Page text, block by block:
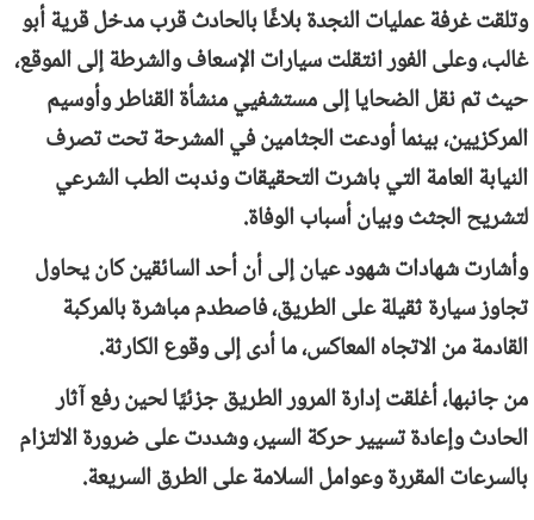
وتلقت غرفة عمليات النجدة بلاغًا بالحادث قرب مدخل قرية أبو
غالب، وعلى الفور انتقلت سيارات الإسعاف والشرطة إلى الموقع،
حيث تم نقل الضحايا إلى مستشفيي منشأة القناطر وأوسيم
المركزيين، بينما أودعت الجثامين في المشرحة تحت تصرف
النيابة العامة التي باشرت التحقيقات وندبت الطب الشرعي
لتشريح الجثث وبيان أسباب الوفاة.
وأشارت شهادات شهود عيان إلى أن أحد السائقين كان يحاول
تجاوز سيارة ثقيلة على الطريق، فاصطدم مباشرة بالمركبة
القادمة من الاتجاه المعاكس، ما أدى إلى وقوع الكارثة.
من جانبها، أغلقت إدارة المرور الطريق جزئيًا لحين رفع آثار
الحادث وإعادة تسيير حركة السير، وشددت على ضرورة الالتزام
بالسرعات المقررة وعوامل السلامة على الطرق السريعة.